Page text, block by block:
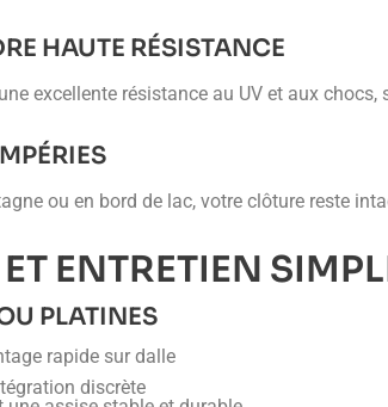
HAUTE RÉSISTANCE
excellente résistance au UV et aux
ou en bord de lac, votre clôture reste
ENTRETIEN
PLATINES
rapide sur dalle
discrète